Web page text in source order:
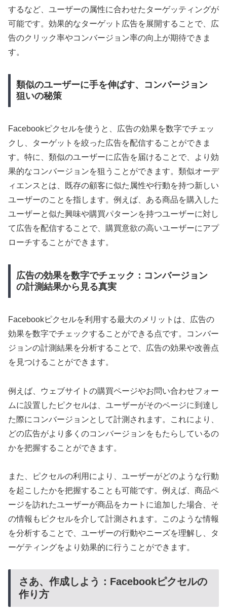
するなど、ユーザーの属性に合わせたターゲッティングが
可能です。効果的なターゲット広告を展開することで、広
告のクリック率やコンバージョン率の向上が期待できま
す。
類似のユーザーに手を伸ばす、コンバージョン
狙いの秘策
Facebookピクセルを使うと、広告の効果を数字でチェッ
クし、ターゲットを絞った広告を配信することができま
す。特に、類似のユーザーに広告を届けることで、より効
果的なコンバージョンを狙うことができます。類似オーデ
ィエンスとは、既存の顧客に似た属性や行動を持つ新しい
ユーザーのことを指します。例えば、ある商品を購入した
ユーザーと似た興味や購買パターンを持つユーザーに対し
て広告を配信することで、購買意欲の高いユーザーにアプ
ローチすることができます。
広告の効果を数字でチェック：コンバージョン
の計測結果から見る真実
Facebookピクセルを利用する最大のメリットは、広告の
効果を数字でチェックすることができる点です。コンバー
ジョンの計測結果を分析することで、広告の効果や改善点
を見つけることができます。
例えば、ウェブサイトの購買ページやお問い合わせフォー
ムに設置したピクセルは、ユーザーがそのページに到達し
た際にコンバージョンとして計測されます。これにより、
どの広告がより多くのコンバージョンをもたらしているの
かを把握することができます。
また、ピクセルの利用により、ユーザーがどのような行動
を起こしたかを把握することも可能です。例えば、商品ペ
ージを訪れたユーザーが商品をカートに追加した場合、そ
の情報もピクセルを介して計測されます。このような情報
を分析することで、ユーザーの行動やニーズを理解し、タ
ーゲティングをより効果的に行うことができます。
さあ、作成しよう：Facebookピクセルの
作り方